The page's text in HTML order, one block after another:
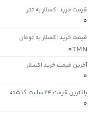
قیمت خرید اکسلار به تتر
0
قیمت خرید اکسلار به تومان
TMN
0
آخرین قیمت خرید اکسلار
0
بالاترین قیمت ۲۴ ساعت گذشته
0